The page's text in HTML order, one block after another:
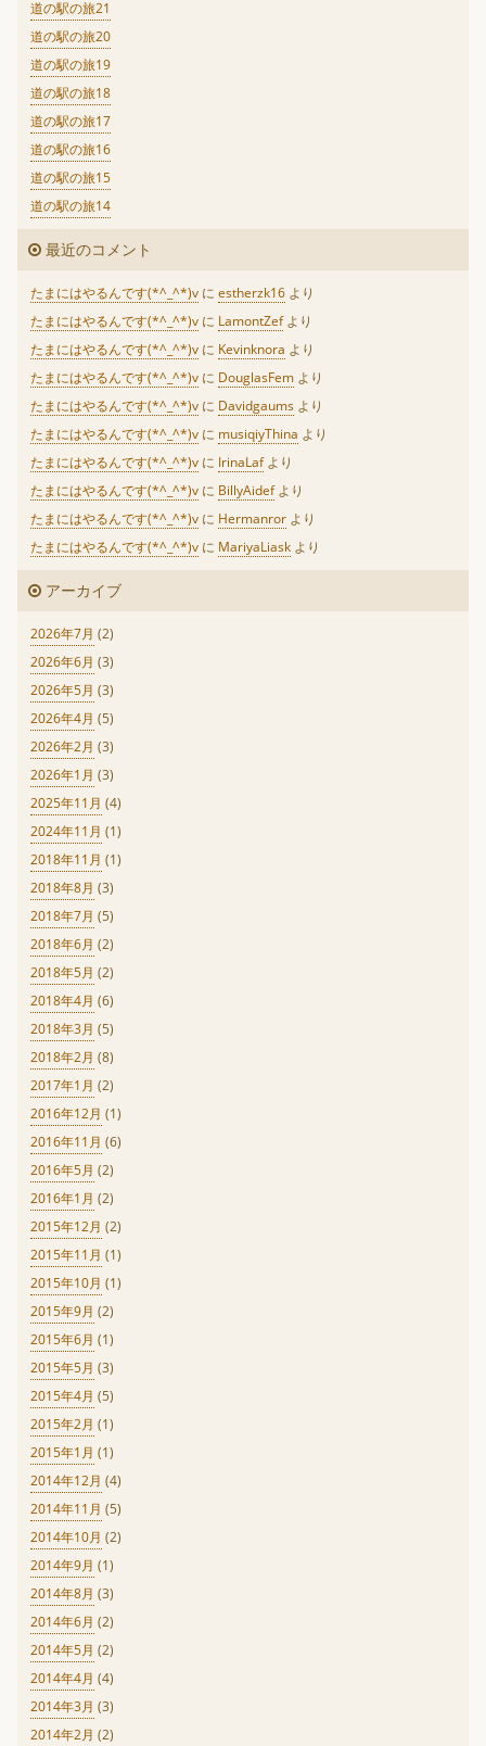
道の駅の旅21
道の駅の旅20
道の駅の旅19
道の駅の旅18
道の駅の旅17
道の駅の旅16
道の駅の旅15
道の駅の旅14
最近のコメント
たまにはやるんです(*^_^*)v に estherzk16 より
たまにはやるんです(*^_^*)v に LamontZefより
たまにはやるんです(*^_^*)v に Kevinknora より
たまにはやるんです(*^_^*)v に DouglasFem より
たまにはやるんです(*^_^*)v に Davidgaums より
たまにはやるんです(*^_^*)v に musiqiyThina より
たまにはやるんです(*^_^*)v に IrinaLafより
たまにはやるんです(*^_^*)v に BillyAidefより
たまにはやるんです(*^_^*)v に Hermanror より
たまにはやるんです(*^_^*)v に MariyaLiask より
アーカイブ
2026年7月 (2)
2026年6月 (3)
2026年5月 (3)
2026年4月 (5)
2026年2月 (3)
2026年1月 (3)
2025年11月 (4)
2024年11月 (1)
2018年11月 (1)
2018年8月 (3)
2018年7月 (5)
2018年6月 (2)
2018年5月 (2)
2018年4月 (6)
2018年3月 (5)
2018年2月 (8)
2017年1月 (2)
2016年12月 (1)
2016年11月 (6)
2016年5月 (2)
2016年1月 (2)
2015年12月 (2)
2015年11月 (1)
2015年10月 (1)
2015年9月 (2)
2015年6月 (1)
2015年5月 (3)
2015年4月 (5)
2015年2月 (1)
2015年1月 (1)
2014年12月 (4)
2014年11月 (5)
2014年10月 (2)
2014年9月 (1)
2014年8月 (3)
2014年6月 (2)
2014年5月 (2)
2014年4月 (4)
2014年3月 (3)
2014年2月 (2)